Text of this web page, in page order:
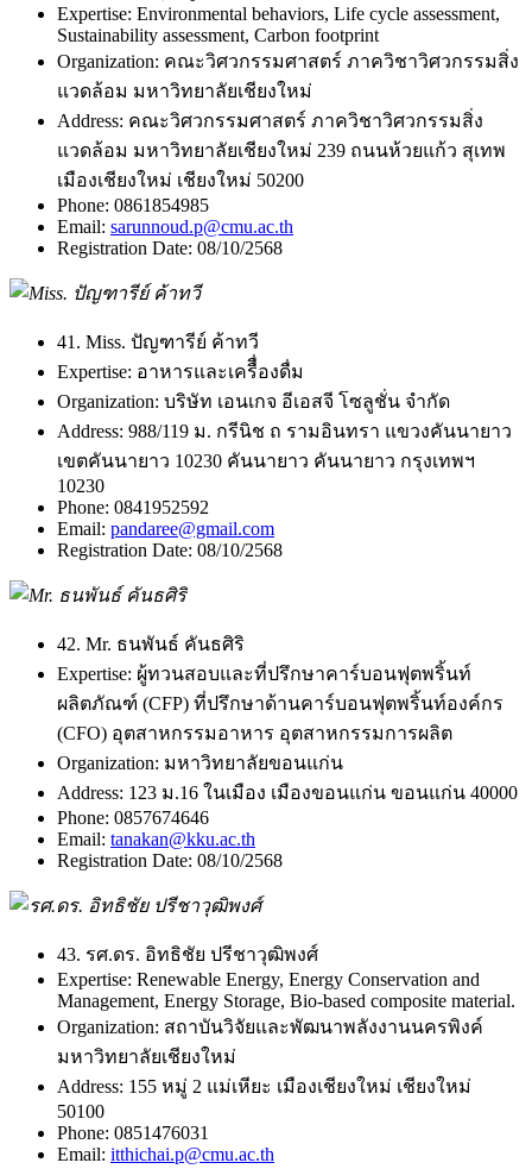
Expertise: Environmental behaviors, Life cycle assessment,
Sustainability assessment, Carbon footprint
Organization: คณะวิศวกรรมศาสตร์ ภาควิชาวิศวกรรมสิ่ง
แวดล้อม มหาวิทยาลัยเชียงใหม่
Address: คณะวิศวกรรมศาสตร์ ภาควิชาวิศวกรรมสิ่ง
แวดล้อม มหาวิทยาลัยเชียงใหม่ 239 ถนนห้วยแก้ว สุเทพ
เมืองเชียงใหม่ เชียงใหม่ 50200
Phone: 0861854985
Email: sarunnoud.p@cmu.ac.th
Registration Date: 08/10/2568
41. Miss. ปัญฑารีย์ ค้าทวี
Expertise: อาหารและเครืื่องดื่ม
Organization: บริษัท เอนเกจ อีเอสจี โซลูชั่น จำกัด
Address: 988/119 ม. กรีนิช ถ รามอินทรา แขวงคันนายาว
เขตคันนายาว 10230 คันนายาว คันนายาว กรุงเทพฯ
10230
Phone: 0841952592
Email: pandaree@gmail.com
Registration Date: 08/10/2568
42. Mr. ธนพันธ์ คันธศิริ
Expertise: ผู้ทวนสอบและที่ปรึกษาคาร์บอนฟุตพริ้นท์
ผลิตภัณฑ์ (CFP) ที่ปรึกษาด้านคาร์บอนฟุตพริ้นท์องค์กร
(CFO) อุตสาหกรรมอาหาร อุตสาหกรรมการผลิต
Organization: มหาวิทยาลัยขอนแก่น
Address: 123 ม.16 ในเมือง เมืองขอนแก่น ขอนแก่น 40000
Phone: 0857674646
Email: tanakan@kku.ac.th
Registration Date: 08/10/2568
43. รศ.ดร. อิทธิชัย ปรีชาวุฒิพงศ์
Expertise: Renewable Energy, Energy Conservation and
Management, Energy Storage, Bio-based composite material.
Organization: สถาบันวิจัยและพัฒนาพลังงานนครพิงค์
มหาวิทยาลัยเชียงใหม่
Address: 155 หมู่ 2 แม่เหียะ เมืองเชียงใหม่ เชียงใหม่
50100
Phone: 0851476031
Email: itthichai.p@cmu.ac.th